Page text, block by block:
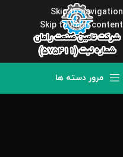
Skip to navigation
Skip to main content
مرور دسته ها